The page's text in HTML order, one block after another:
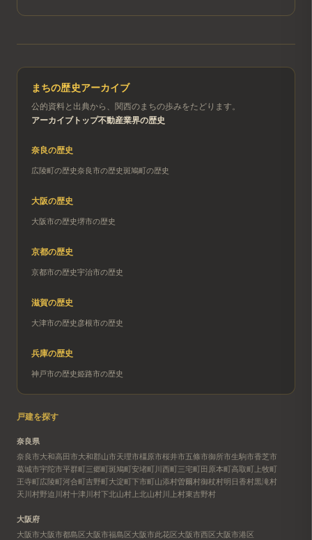
まちの歴史アーカイブ
公的資料と出典から、関西のまちの歩みをたどります。
アーカイブトップ不動産業界の歴史
奈良の歴史
広陵町の歴史奈良市の歴史斑鳩町の歴史
大阪の歴史
大阪市の歴史堺市の歴史
京都の歴史
京都市の歴史宇治市の歴史
滋賀の歴史
大津市の歴史 彦根市の歴史
兵庫の歴史
神戸市の歴史姫路市の歴史
戸建を探す
奈良県
奈良市大和高田市大和郡山市天理市橿原市桜井市五條市御所市生駒市香芝市
葛城市宇陀市平群町三郷町斑鳩町安堵町川西町三宅町田原本町高取町 上牧町
王寺町広陵町河合町吉野町大淀町下市町山添村曽爾村御杖村明日香村黒滝村
天川村野迫川村十津川村下北山村 上北山村川上村東吉野村
大阪府
大阪市大阪市都島区大阪市福島区大阪市此花区大阪市西区大阪市港区